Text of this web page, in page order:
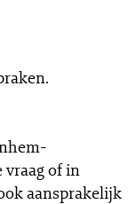
vraag of in
aansprakelijk